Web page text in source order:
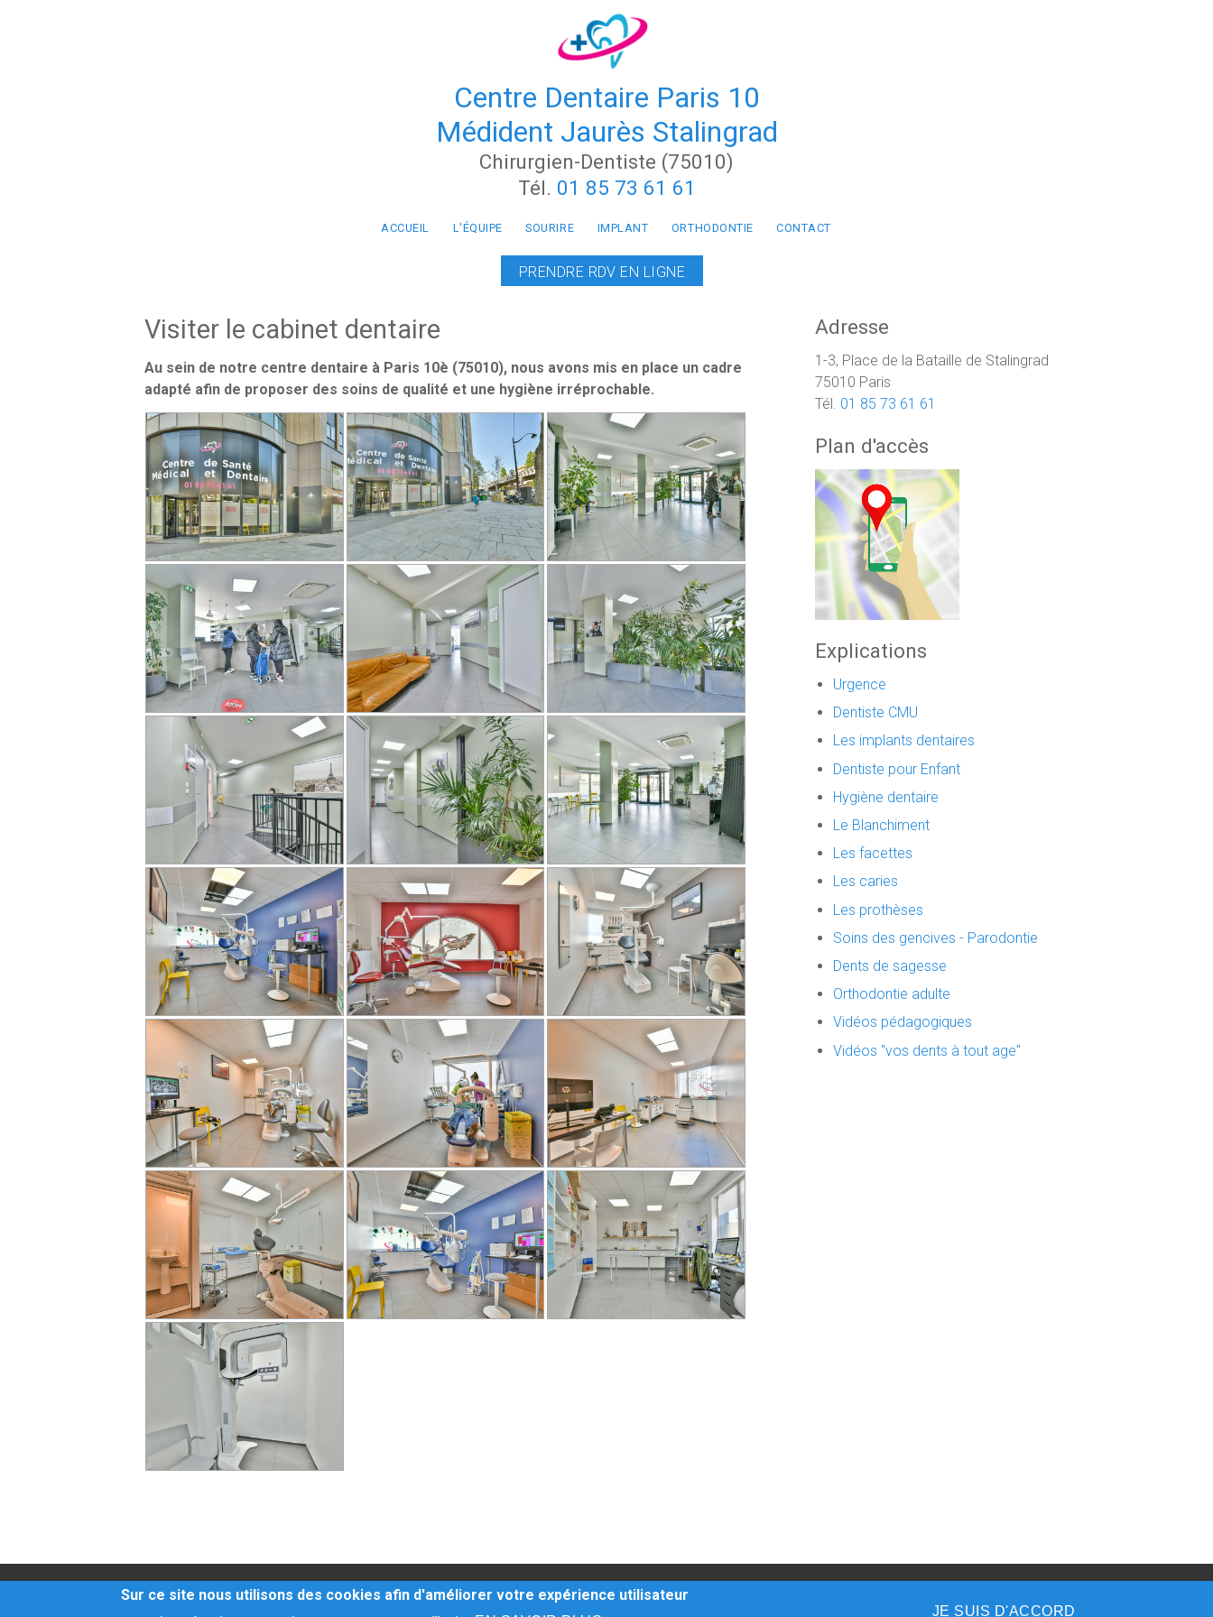
Centre Dentaire Paris 10
Médident Jaurès Stalingrad
Chirurgien-Dentiste (75010)
Tél. 01 85 73 61 61
ACCUEIL L'ÉQUIPE SOURIRE IMPLANT ORTHODONTIE CONTACT
PRENDRE RDV EN LIGNE
Visiter le cabinet dentaire
Au sein de notre centre dentaire à Paris 10è (75010), nous avons mis en place un cadre
adapté afin de proposer des soins de qualité et une hygiène irréprochable.
Adresse
1-3, Place de la Bataille de Stalingrad
75010 Paris
Tél. 01 85 73 61 61
Plan d'accès
Explications
Urgence
Dentiste CMU
Les implants dentaires
Dentiste pour Enfant
Hygiène dentaire
Le Blanchiment
Les facettes
Les caries
Les prothèses
Soins des gencives - Parodontie
Dents de sagesse
Orthodontie adulte
Vidéos pédagogiques
Vidéos "vos dents à tout age"
Honoraires-Mentions légales-Infos Conseil de l'Ordre- site web du cabinet dentaire créé par
Sur ce site nous utilisons des cookies afin d'améliorer votre expérience utilisateur
JE SUIS D'ACCORD